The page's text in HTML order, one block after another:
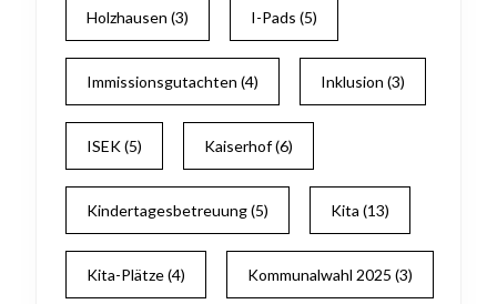
Holzhausen (3) I-Pads (5)
Immissionsgutachten (4) Inklusion (3)
ISEK(5) Kaiserhof(6)
Kindertagesbetreuung(5) Kita (13)
Kita-Plätze(4) Kommunalwahl 2025 (3)